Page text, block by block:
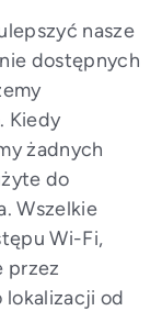
nasze
dostępnych
Kiedy
żadnych
do
Wszelkie
Wi-Fi,
przez
lokalizacji od